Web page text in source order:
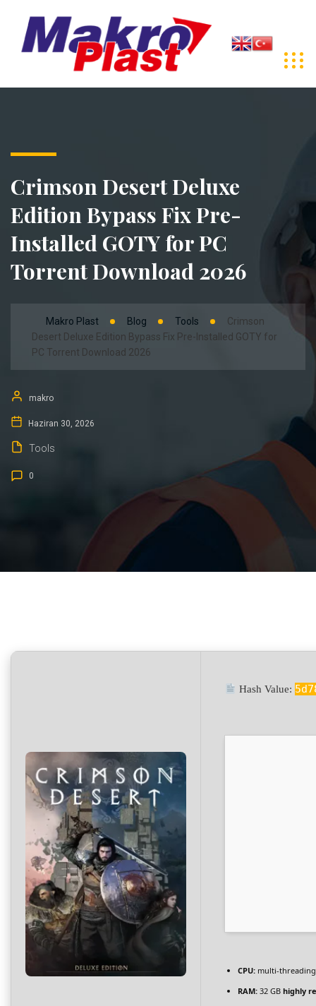
Crimson Desert Deluxe
Edition Bypass Fix Pre-
Installed GOTY for PC
Torrent Download 2026
Makro Plast Blog Tools
Crimson
Desert Deluxe Edition Bypass Fix Pre-Installed GOTY for
PC Torrent Download 2026
makro
Haziran 30, 2026
Tools
0
Hash Value:
CPU: multi-
RAM: 32 GB highly